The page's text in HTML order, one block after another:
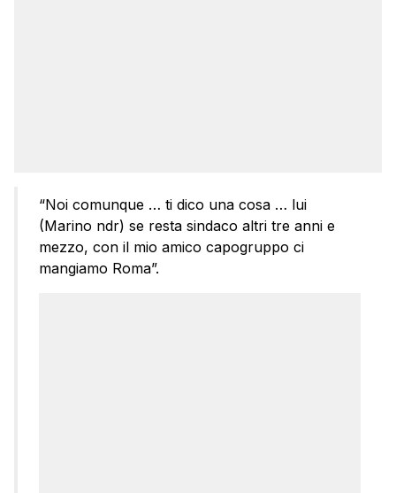
“Noi comunque … ti dico una cosa … lui
(Marino ndr) se resta sindaco altri tre anni e
mezzo, con il mio amico capogruppo ci
mangiamo Roma”.